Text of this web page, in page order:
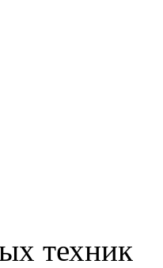
техник